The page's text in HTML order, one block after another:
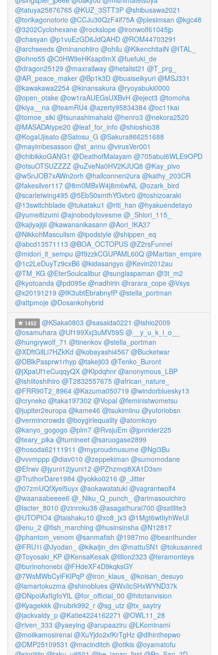
@tatuya25876765 @KUZ_3STT3P @shibusawa2021
@torikagonotorio @CCJu30QzF4if75A @plesimsan @kgc48
@3202Cyclohexane @rockslope @ironwolf61045jp
@chasyan @p1vuEzGD6JdQAHD @ROM44703291
@archseeds @minanohiiro @ohilu @KikenchitaiN @ITAL_
@ohno55 @C0HW9eHKsaptlmX @fuefuki_de
@dragon25129 @maxrailway @hetalist21 @T_prg_
@AR_peace_maker @Bp1k3D @buaiseikyuri @MSJ331
@kawakawa2254 @kinansakura @ryoyabuki0000
@open_otake @ow1raAUEGsUXBvH @eject3 @tomoha
@kiya__na @teamRU4 @azerty95834384 @oc11kai
@tomoe_siki @tsunashimahald @henro3 @nekora2520
@MASADAtype20 @leaf_for_info @shioshio38
@KogaUjisato @Satosu_G @Sakura866251688
@mayimbesasson @st_annu @virusVer001
@chibikkoGANG1 @DeathofMalayam @705abul6WLE9OPD
@otsuOTSUZZZZ @uZveNa0HV2KJUQ8 @Kay_pivo
@wSnJOB7xAWn2orh @hallconnen2ura @kathy_203CR
@fakesilver117 @8m0MBxW4j8m6wNL @ozark_bird
@scarletwing495 @5EbS0smthYGvbr0 @toshizoaraki
@13switchblade @tukataku1 @riti_han @hyakuendetayo
@yume8izumi @ajnobodylovesme @_Shiori_115_
@kajiyajijii @kawananikasann @Aori_IKA37
@NikkohMasculism @ipodstyle @shippen_eq
@abcd13571113 @BOA_OCTOPUS @Z2rsFunnel
@midori_it_sempu @f9zzkCGUPAML60Q @Martian_empire
@1c2LeDuyTz9cxB6 @kidasangyo @Kevin2012au
@TM_KG @EterSoulcalibur @sunglaspaman @3t_m2
@kyotoanda @pd095e @nadhirin @rarara_cope @Vsys
@x20191219 @fK3ubtEbrabnyfP @stella_portman
@attpmoje @Dosankohybrid
1452 @KSaka0803 @sasaida0221 @ishio2009
@osamuhara @Uf199Xxj3uMV59S @__y_u_k_i_o__
@hungrywolf_71 @tinenkov @stella_portman
@XDftGllLi7HZkKd @kobayashi4567 @Bucketwar
@DBlkPasprw1rhyp @takeji03 @Tenko_Buront
@jXpaUf1eCuqqyQX @Klpdqhnr @anonymous_LBP
@ishiitoshihiro @T2832557675 @african_nature_
@FRR90T2_8964 @Kazuma050719 @windorbluesky13
@cryneko @taka197302 @Vopal @feministwometsu
@jupiter2europa @kame46 @tsukimiinu @yutoriobsn
@vermincrowds @boygirlequality @atomkoyo
@kanyo_gogogo @plm7 @RvsjuEm @jpnrider225
@teary_pika @tumineet @saruogase2899
@hosoda62111911 @myproudmusume @Ngi3Bu
@vvvmppp @diav010 @zeppekiman @sumomodane
@Efrwv @jyuni12jyuni12 @PZhzmqi8XA1D3sm
@TruthorDare1984 @yokko0216 @_Jitter
@07zmUQfXyel5uyx @aokawatatuki @vagrantwolf4
@waanaabeeee6 @_Niku_Q_punch_
@arimasouichiro
@lacter_8010 @zinroku38 @asagathurai700 @satllite3
@UTOPIO4 @taishaku10 @xo8_jx3 @1Mgt6wtIiyhWeUl
@enu_2 @fish_marching @husinsinsha @N12817
@phantom_venom @sanmafish @1987mo @beanthunder
@FRU1i @Jyodan_ @kikaijin_dm @mattuSN1 @tokusanred
@Toyosaki_KP @KensaKesak @lilion2323 @teramonteys
@burinohonebi @FHdeXF4D9kqksGY
@7WsMWbCyiFKlPqP @iron_klaus_ @koisan_desuyo
@lamartokuzma @shinoblues @WxIicSHxWYND37k
@DNpoiAxfIgfoYtL @for_official_00 @hitotanvision
@Kyagekkk @nubrk992_r @sg_utz @tx_saytry
@jackvaldy_p @Katie4224162271 @OWL11_28
@riven_333 @yaeying @arupaaziru @LKominami
@moiikamosirenai @XuYjdo2xfKrTgHz @dlhinthepwo
@DMP25109531 @macinditch @otikis @oyamatofu